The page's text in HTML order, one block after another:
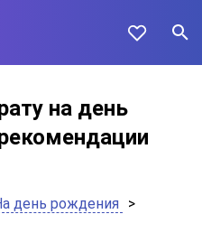
на день
день рождения >